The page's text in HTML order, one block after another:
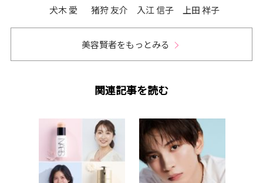
犬木 愛 猪狩 友介 入江 信子 上田 祥子
美容賢者をもっとみる
関連記事を読む